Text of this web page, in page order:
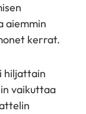
aiemmin
kerrat.
hiljattain
vaikuttaa